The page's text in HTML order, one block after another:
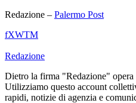
Redazione – Palermo Post
fXWTM
Redazione
Dietro la firma "Redazione"
Utilizziamo questo account
rapidi, notizie di agenzia e